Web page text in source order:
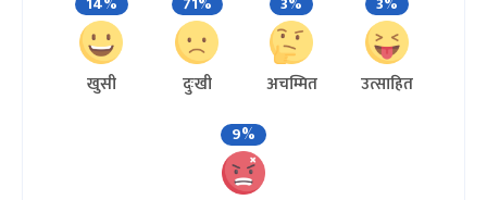
खुसी दुःखी अचम्मित
उत्साहित
9%